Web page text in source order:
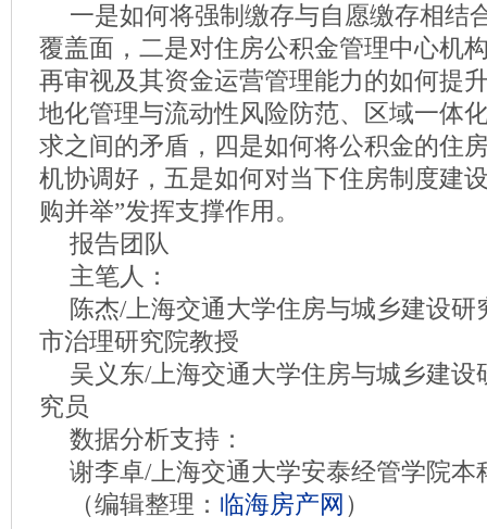
一是如何将强制缴存与自愿缴存相结
覆盖面，二是对住房公积金管理中心机
再审视及其资金运营管理能力的如何提
地化管理与流动性风险防范、区域一体
求之间的矛盾，四是如何将公积金的住
机协调好，五是如何对当下住房制度建
购并举”发挥支撑作用。
报告团队
主笔人：
陈杰/上海交通大学住房与城乡建设
市治理研究院教授
吴义东/上海交通大学住房与城乡建设
究员
数据分析支持：
谢李卓/上海交通大学安泰经管学院本
（编辑整理： 临海房产网 ）